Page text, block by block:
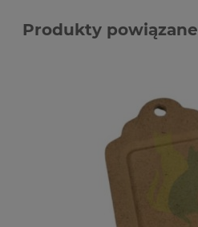
Produkty powiązane